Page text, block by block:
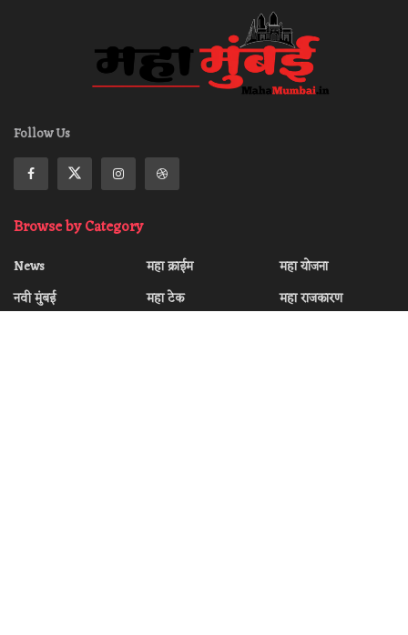
Follow Us
Browse by Category
News
नवी मुंबई
महा क्राईम
महा टेक
महा योजना
महा राजकारण